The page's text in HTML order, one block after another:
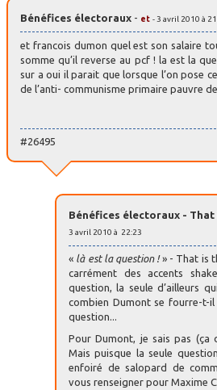
Bénéfices électoraux - et - 3 avril 2010 à
et francois dumon quel est son salaire
somme qu’il reverse au pcf ! la est la
sur a oui il parait que lorsque l’on pose
de l’anti- communisme primaire pauvre
#26495
Bénéfices électoraux -
3 avril 2010 à 22:23
« là est la question !» - That is
carrément des accents
question, la seule d’ailleurs
combien Dumont se fourre-t-
question...
Pour Dumont, je sais pas (ça
Mais puisque la seule
enfoiré de salopard de
vous renseigner pour Maxime